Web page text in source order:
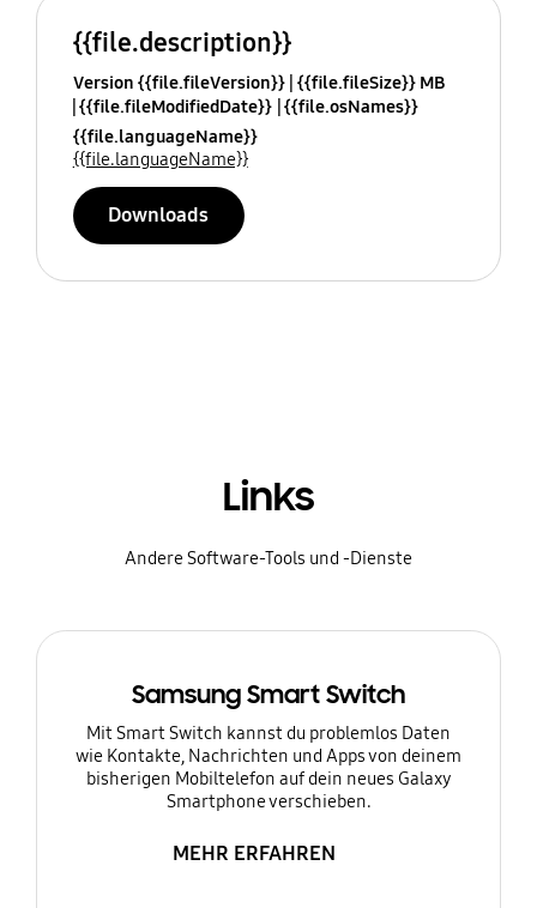
{{file.description}}
Version {{file.fileVersion}} {{file.fileSize}} MB
{{file.fileModifiedDate}} {{file.osNames}}
{{file.languageName}}
{{file.languageName}}
Downloads
Links
Andere Software-Tools und -Dienste
Samsung Smart Switch
Mit Smart Switch kannst du problemlos Daten
wie Kontakte, Nachrichten und Apps von deinem
bisherigen Mobiltelefon auf dein neues Galaxy
Smartphone verschieben.
MEHR ERFAHREN